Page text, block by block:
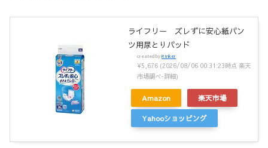
ライフリー ズレずに安心紙パン
ツ用尿とりパッド
created byRinker
¥5,676 (2026/08/06 00:31:23時点 楽天
市場調べ-詳細)
Amazon 楽天市場
Yahooショッピング